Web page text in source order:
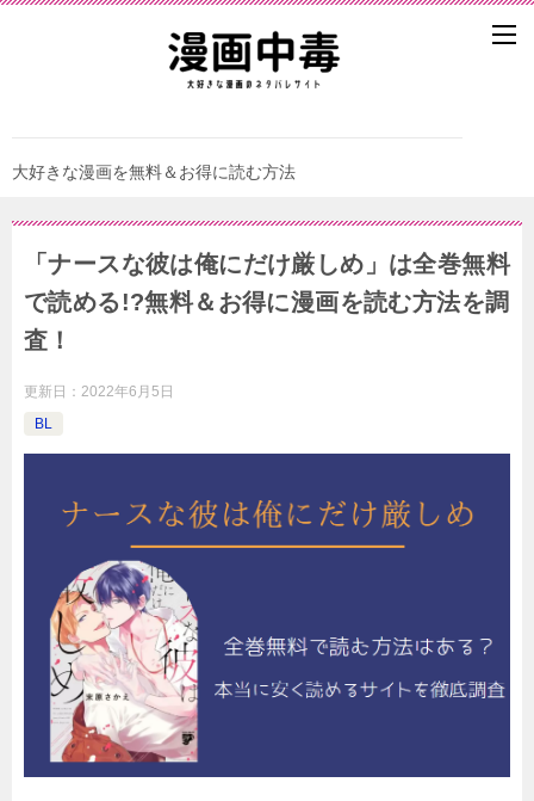
大好きな漫画を無料＆お得に読む方法
「ナースな彼は俺にだけ厳しめ」は全巻無料
で読める!?無料＆お得に漫画を読む⽅法を調
査！
更新日： 2022年6月5日
BL